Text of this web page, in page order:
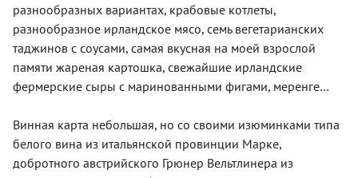
разнообразных вариантах, крабовые котлеты,
разнообразное ирландское мясо, семь вегетарианских
таджинов с соусами, самая вкусная на моей взрослой
памяти жареная картошка, свежайшие ирландские
фермерские сыры с маринованными фигами, меренге…
Винная карта небольшая, но со своими изюминками типа
белого вина из итальянской провинции Марке,
добротного австрийского Грюнер Вельтлинера из